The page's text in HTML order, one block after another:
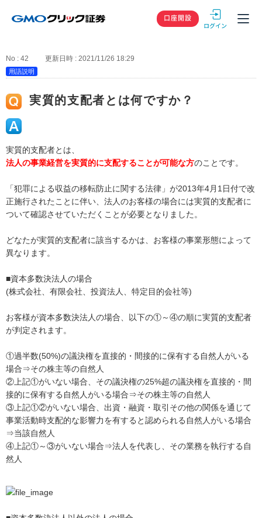
GMOクリック
口座開設
No : 42 更新日時 : 2021/11/26 18:29
用語説明
実質的支配者とは何ですか？
実質的支配者とは、
法人の事業経営を実質的に支配することが可能な方のことです。
「犯罪による収益の移転防止に関する法律」が2013年4月1日付で改
正施行されたことに伴い、法人のお客様の場合には実質的支配者に
ついて確認させていただくことが必要となりました。
どなたが実質的支配者に該当するかは、お客様の事業形態によって
異なります。
■資本多数決法人の場合
(株式会社、有限会社、投資法人、特定目的会社等)
お客様が資本多数決法人の場合、以下の①～④の順に実質的支配者
が判定されます。
①過半数(50%)の議決権を直接的・間接的に保有する自然人がいる
場合⇒その株主等の自然人
②上記①がいない場合、その議決権の25%超の議決権を直接的・間
接的に保有する自然人がいる場合⇒その株主等の自然人
③上記①②がいない場合、出資・融資・取引その他の関係を通じて
事業活動時支配的な影響力を有すると認められる自然人がいる場合
⇒当該自然人
④上記①～③がいない場合⇒法人を代表し、その業務を執行する自
然人